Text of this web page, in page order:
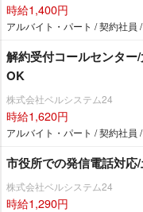
時給1,400円
アルバイト・パート / 契約社員
解約受付コールセンター
OK
株式会社ベルシステム24
時給1,620円
アルバイト・パート / 契約社員
市役所での発信電話対
株式会社ベルシステム24
時給1,290円